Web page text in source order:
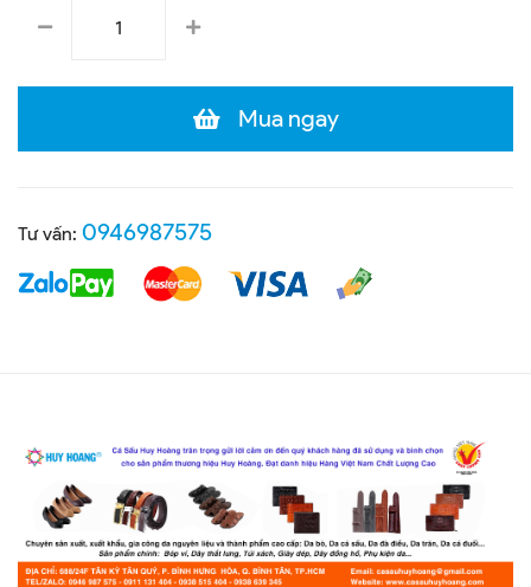
Mua ngay
Tư vấn: 0946987575